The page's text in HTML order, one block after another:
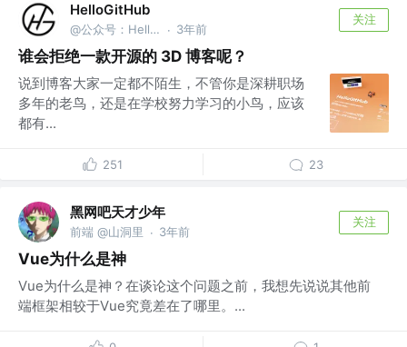
HelloGitHub
@公众号：HelloGitHub · 3年前
关注
谁会拒绝一款开源的 3D 博客呢？
说到博客大家一定都不陌生，不管你是深耕职场
多年的老鸟，还是在学校努力学习的小鸟，应该
都有...
251 23
黑网吧天才少年
前端 @山洞里 · 3年前
关注
Vue为什么是神
Vue为什么是神？在谈论这个问题之前，我想先说说其他前
端框架相较于Vue究竟差在了哪里。...